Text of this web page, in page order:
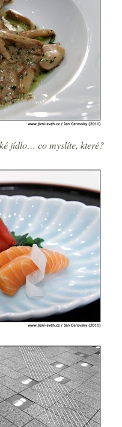
jídlo… co myslíte, které?